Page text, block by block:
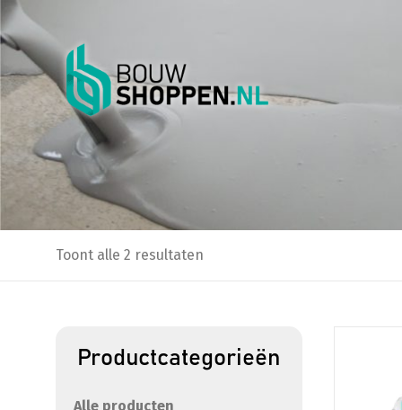
Toont alle 2 resultaten
Productcategorieën
Alle producten